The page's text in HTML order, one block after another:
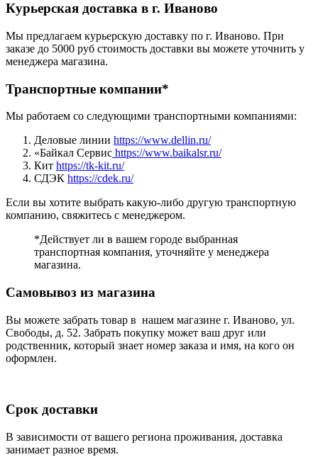
Курьерская доставка в г. Иваново
Мы предлагаем курьерскую доставку по г. Иваново. При
заказе до 5000 руб стоимость доставки вы можете уточнить у
менеджера магазина.
Транспортные компании*
Мы работаем со следующими транспортными компаниями:
Деловые линии https://www.dellin.ru/
«Байкал Сервис https://www.baikalsr.ru/
Кит https://tk-kit.ru/
СДЭК https://cdek.ru/
Если вы хотите выбрать какую-либо другую транспортную
компанию, свяжитесь с менеджером.
*Действует ли в вашем городе выбранная
транспортная компания, уточняйте у менеджера
магазина.
Самовывоз из магазина
Вы можете забрать товар в нашем магазине г. Иваново, ул.
Свободы, д. 52. Забрать покупку может ваш друг или
родственник, который знает номер заказа и имя, на кого он
оформлен.
Срок доставки
В зависимости от вашего региона проживания, доставка
занимает разное время.